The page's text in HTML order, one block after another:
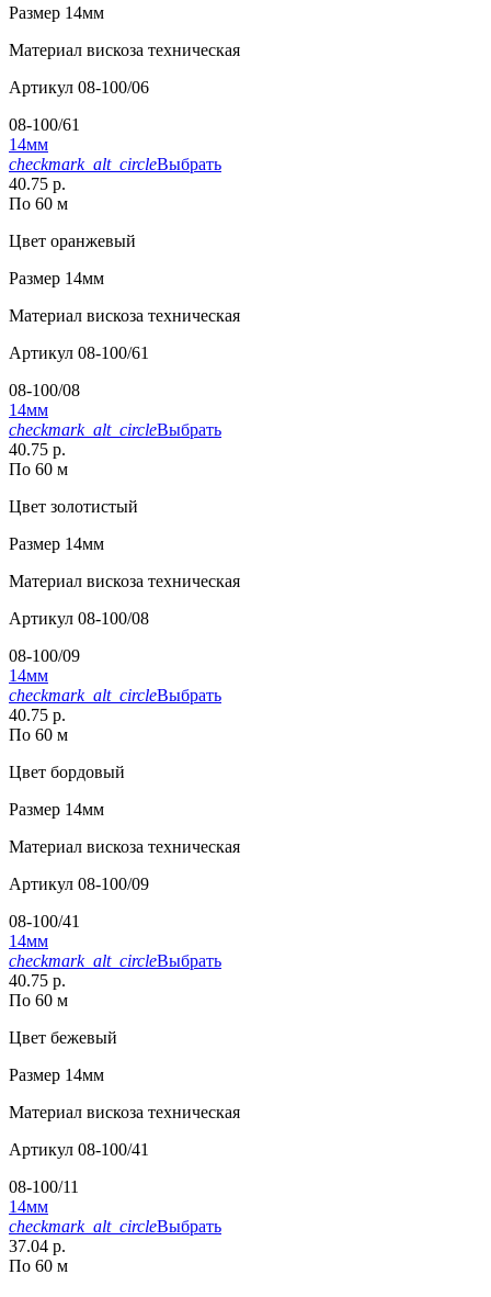
Размер 14мм
Материал вискоза техническая
Артикул 08-100/06
08-100/61
14мм
checkmark_alt_circleВыбрать
40.75 р.
По 60 м
Цвет оранжевый
Размер 14мм
Материал вискоза техническая
Артикул 08-100/61
08-100/08
14мм
checkmark_alt_circleВыбрать
40.75 р.
По 60 м
Цвет золотистый
Размер 14мм
Материал вискоза техническая
Артикул 08-100/08
08-100/09
14мм
checkmark_alt_circleВыбрать
40.75 р.
По 60 м
Цвет бордовый
Размер 14мм
Материал вискоза техническая
Артикул 08-100/09
08-100/41
14мм
checkmark_alt_circleВыбрать
40.75 р.
По 60 м
Цвет бежевый
Размер 14мм
Материал вискоза техническая
Артикул 08-100/41
08-100/11
14мм
checkmark_alt_circleВыбрать
37.04 р.
По 60 м